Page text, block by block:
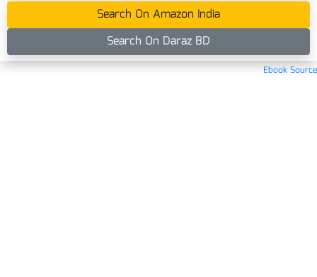
Search On Amazon India
Search On Daraz BD
Ebook Source